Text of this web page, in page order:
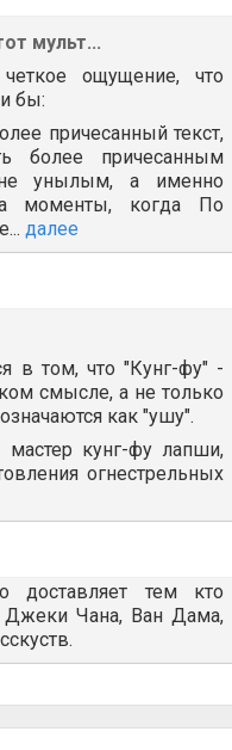
мульт...
ощущение, что
бы:
причесанный текст,
более причесанным
унылым, а именно
моменты, когда По
далее
в том, что "Кунг-фу" -
смысле, а не только
как "ушу".
кунг-фу лапши,
огнестрельных
доставляет тем кто
Джеки Чана, Ван Дама,